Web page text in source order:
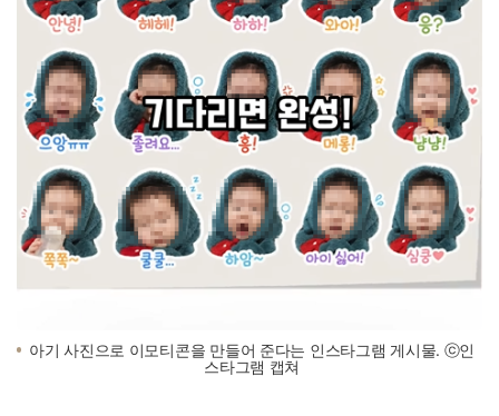
아기 사진으로 이모티콘을 만들어 준다는 인스타그램 게시물. ⓒ인
스타그램 캡쳐